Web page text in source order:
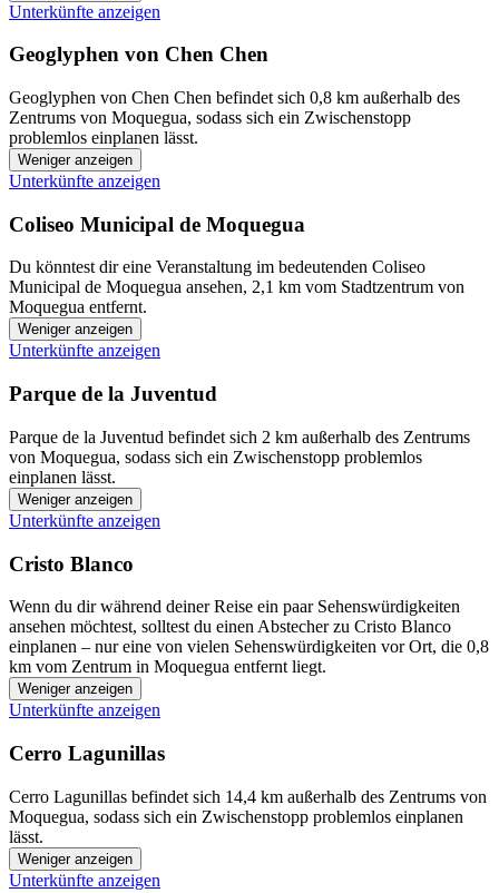
Unterkünfte anzeigen
Geoglyphen von Chen Chen
Geoglyphen von Chen Chen befindet sich 0,8 km außerhalb des
Zentrums von Moquegua, sodass sich ein Zwischenstopp
problemlos einplanen lässt.
Weniger anzeigen
Unterkünfte anzeigen
Coliseo Municipal de Moquegua
Du könntest dir eine Veranstaltung im bedeutenden Coliseo
Municipal de Moquegua ansehen, 2,1 km vom Stadtzentrum von
Moquegua entfernt.
Weniger anzeigen
Unterkünfte anzeigen
Parque de la Juventud
Parque de la Juventud befindet sich 2 km außerhalb des Zentrums
von Moquegua, sodass sich ein Zwischenstopp problemlos
einplanen lässt.
Weniger anzeigen
Unterkünfte anzeigen
Cristo Blanco
Wenn du dir während deiner Reise ein paar Sehenswürdigkeiten
ansehen möchtest, solltest du einen Abstecher zu Cristo Blanco
einplanen – nur eine von vielen Sehenswürdigkeiten vor Ort, die 0,8
km vom Zentrum in Moquegua entfernt liegt.
Weniger anzeigen
Unterkünfte anzeigen
Cerro Lagunillas
Cerro Lagunillas befindet sich 14,4 km außerhalb des Zentrums von
Moquegua, sodass sich ein Zwischenstopp problemlos einplanen
lässt.
Weniger anzeigen
Unterkünfte anzeigen